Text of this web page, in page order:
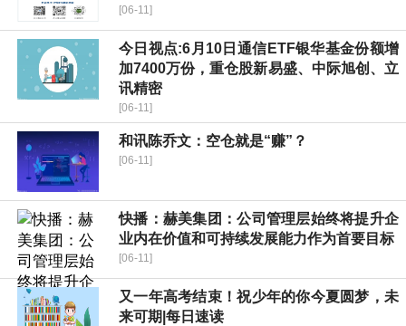
[06-11]
今日视点:6月10日通信ETF银华基金份额增
加7400万份，重仓股新易盛、中际旭创、立
讯精密
[06-11]
和讯陈乔文：空仓就是“赚”？
[06-11]
快播：赫美集团：公司管理层始终将提升企
业内在价值和可持续发展能力作为首要目标
[06-11]
又一年高考结束！祝少年的你今夏圆梦，未
来可期|每日速读